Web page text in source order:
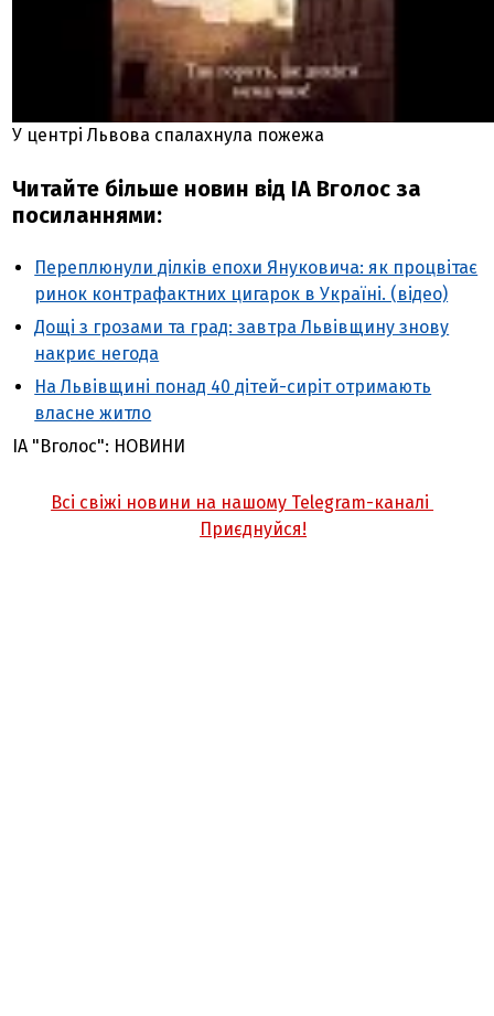
У центрі Львова спалахнула пожежа
Читайте більше новин від ІА Вголос за
посиланнями:
Переплюнули ділків епохи Януковича: як процвітає
ринок контрафактних цигарок в Україні. (відео)
Дощі з грозами та град: завтра Львівщину знову
накриє негода
На Львівщині понад 40 дітей-сиріт отримають
власне житло
ІА "Вголос": НОВИНИ
Всі свіжі новини на нашому Telegram-каналі
Приєднуйся!